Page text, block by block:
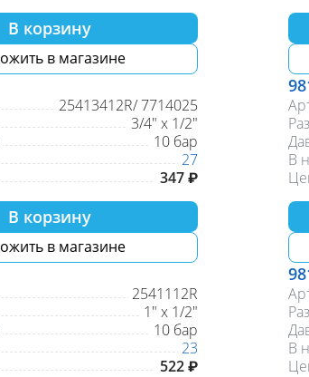
В корзину
в магазине
25413412R/ 7714025
3/4" х 1/2"
10 бар
27
347 ₽
В корзину
в магазине
В
2541112R
1" х 1/2"
10 бар
23
522 ₽
В